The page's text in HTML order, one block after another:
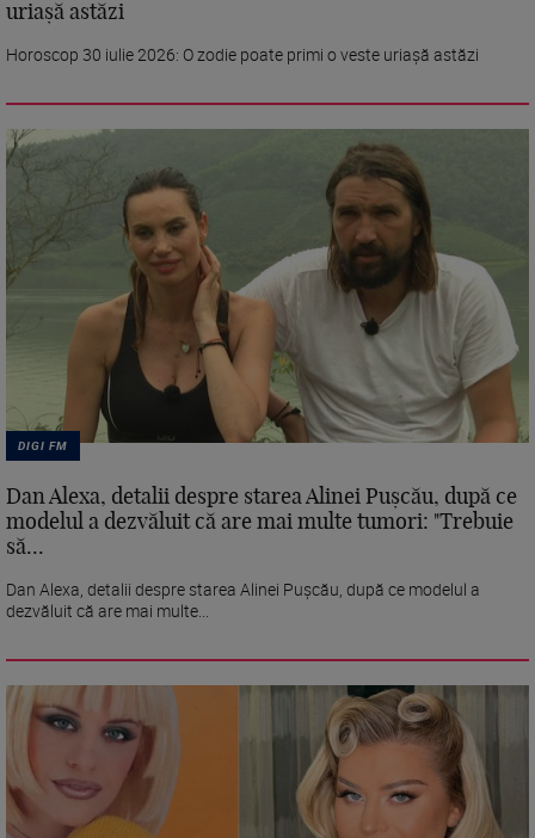
uriașă astăzi
Horoscop 30 iulie 2026: O zodie poate primi o veste uriașă astăzi
DIGI FM
Dan Alexa, detalii despre starea Alinei Pușcău, după ce
modelul a dezvăluit că are mai multe tumori: "Trebuie
să...
Dan Alexa, detalii despre starea Alinei Pușcău, după ce modelul a
dezvăluit că are mai multe...